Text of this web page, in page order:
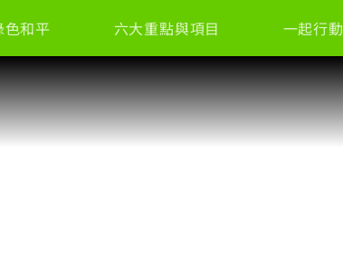
色和平 六大重點與項目 一起行動